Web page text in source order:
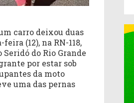
carro deixou duas
(12), na RN-118,
do Rio Grande
por estar sob
da moto
uma das pernas